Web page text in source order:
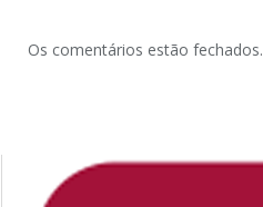
Os comentários estão fechados.